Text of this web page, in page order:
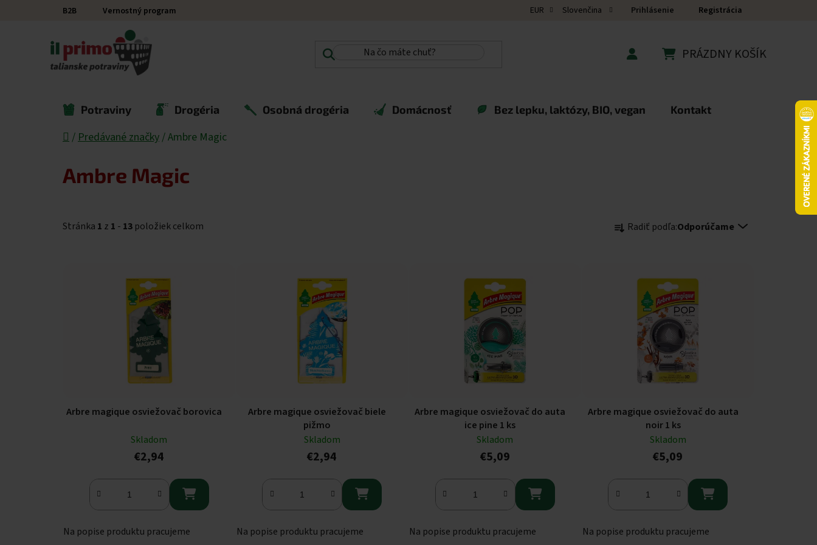
Prejsť na obsahB2B Vernostný program EUR Slovenčina Prihlásenie Registrácia
PRÁZDNY KOŠÍK
Potraviny Drogéria Osobná drogéria Domácnosť Bez lepku, laktózy, BIO, vegan Kontakt
Domov
/ Predávané značky /Ambre Magic
Ambre Magic
Stránka 1 z 1 - 13 položiek celkom Radiť podľa:Odporúčame
Arbre magique osviežovač borovica
Skladom
€2,94

Na popise produktu pracujeme
Arbre magique osviežovač biele
pižmo
Skladom
€2,94

Na popise produktu pracujeme
Arbre magique osviežovač do auta
ice pine 1 ks
Skladom
€5,09

Na popise produktu pracujeme
Arbre magique osviežovač do auta
noir 1 ks
Skladom
€5,09

Na popise produktu pracujeme